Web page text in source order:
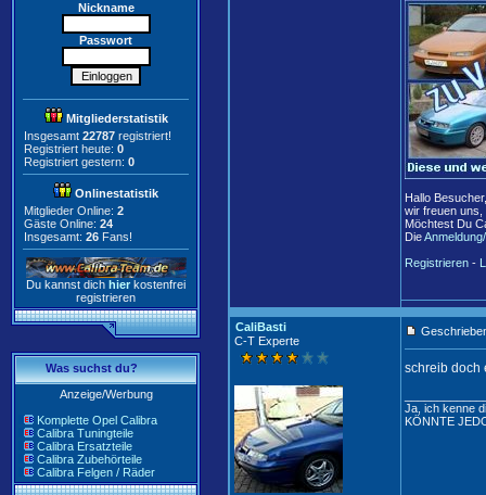
Nickname
Passwort
Mitgliederstatistik
Insgesamt 22787 registriert!
Registriert heute: 0
Registriert gestern: 0
Onlinestatistik
Mitglieder Online: 2
Gäste Online: 24
Insgesamt: 26 Fans!
Du kannst dich hier kostenfrei
registrieren
Was suchst du?
Anzeige/Werbung
Komplette Opel Calibra
Calibra Tuningteile
Calibra Ersatzteile
Calibra Zubehörteile
Calibra Felgen / Räder
Hallo Besucher,
wir freuen
Möchtest Du
Die
Registrieren -
CaliBasti
C-T Experte
schreib doch
Ja, ich kenne
KÖNNTE